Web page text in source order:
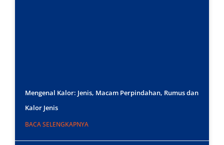
Mengenal Kalor: Jenis, Macam Perpindahan, Rumus dan
Kalor Jenis
BACA SELENGKAPNYA